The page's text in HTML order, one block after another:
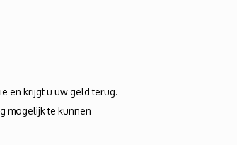
en krijgt u uw geld terug.
mogelijk te kunnen